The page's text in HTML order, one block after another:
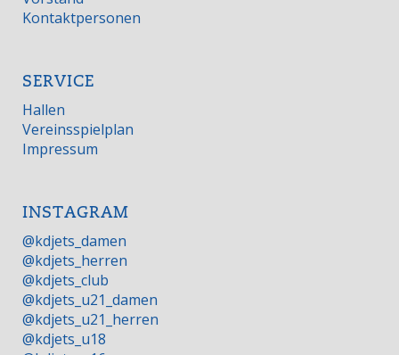
Kontaktpersonen
SERVICE
Hallen
Vereinsspielplan
Impressum
INSTAGRAM
@kdjets_damen
@kdjets_herren
@kdjets_club
@kdjets_u21_damen
@kdjets_u21_herren
@kdjets_u18